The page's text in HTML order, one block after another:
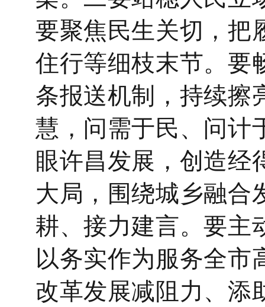
要聚焦民生关切，把
住行等细枝末节。要
条报送机制，持续擦
慧，问需于民、问计
眼许昌发展，创造经
大局，围绕城乡融合
耕、接力建言。要主
以务实作为服务全市
改革发展减阻力、添